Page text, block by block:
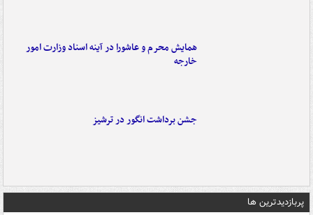
همایش محرم و عاشورا در آینه اسناد وزارت امور
خارجه
جشن برداشت انگور در ترشیز
پربازدیدترین ها